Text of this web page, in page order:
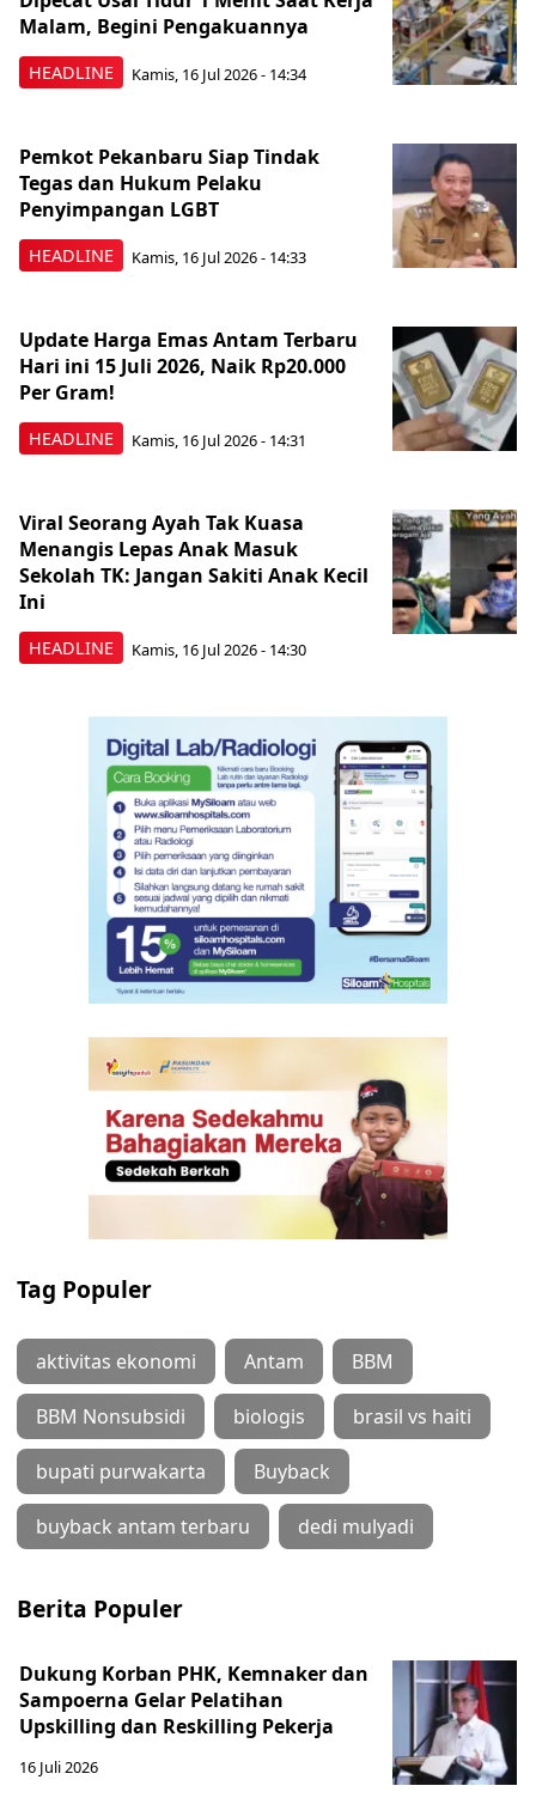
HEADLINE
Malam, Begini Pengakuannya
Kamis, 16 Jul 2026 - 14:34
HEADLINE
Pemkot Pekanbaru Siap Tindak
Tegas dan Hukum Pelaku
Penyimpangan LGBT
Kamis, 16 Jul 2026 - 14:33
HEADLINE
Update Harga Emas Antam Terbaru
Hari ini 15 Juli 2026, Naik Rp20.000
Per Gram!
Kamis, 16 Jul 2026 - 14:31
HEADLINE
Viral Seorang Ayah Tak Kuasa
Menangis Lepas Anak Masuk
Sekolah TK: Jangan Sakiti Anak Kecil
Ini
Kamis, 16 Jul 2026 - 14:30
Tag Populer
aktivitas ekonomi Antam BBM
BBM Nonsubsidi biologis brasil vs haiti
bupati purwakarta Buyback
buyback antam terbaru dedi mulyadi
Berita Populer
Dukung Korban PHK, Kemnaker dan
Sampoerna Gelar Pelatihan
Upskilling dan Reskilling Pekerja
16 Juli 2026